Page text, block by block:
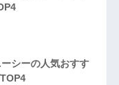
ーシーの人気おすす